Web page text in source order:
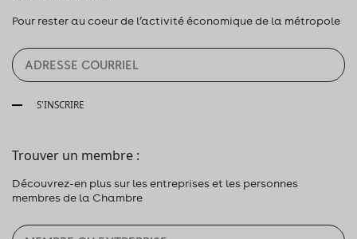
Pour rester au coeur de l’activité économique de la métropole
S'INSCRIRE
Trouver un membre :
Découvrez-en plus sur les entreprises et les personnes
membres de la Chambre